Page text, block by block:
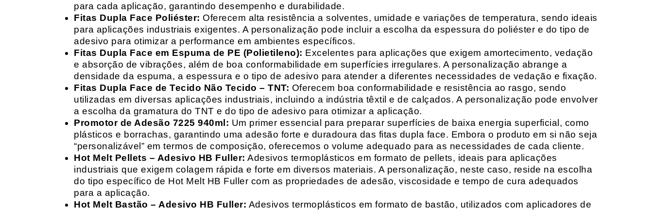
para cada aplicação, garantindo desempenho e durabilidade.
Fitas Dupla Face Poliéster: Oferecem alta resistência a solventes, umidade e variações de temperatura, sendo ideais
para aplicações industriais exigentes. A personalização pode incluir a escolha da espessura do poliéster e do tipo de
adesivo para otimizar a performance em ambientes específicos.
Fitas Dupla Face em Espuma de PE (Polietileno): Excelentes para aplicações que exigem amortecimento, vedação
e absorção de vibrações, além de boa conformabilidade em superfícies irregulares. A personalização abrange a
densidade da espuma, a espessura e o tipo de adesivo para atender a diferentes necessidades de vedação e fixação.
Fitas Dupla Face de Tecido Não Tecido – TNT: Oferecem boa conformabilidade e resistência ao rasgo, sendo
utilizadas em diversas aplicações industriais, incluindo a indústria têxtil e de calçados. A personalização pode envolver
a escolha da gramatura do TNT e do tipo de adesivo para otimizar a aplicação.
Promotor de Adesão 7225 940ml: Um primer essencial para preparar superfícies de baixa energia superficial, como
plásticos e borrachas, garantindo uma adesão forte e duradoura das fitas dupla face. Embora o produto em si não seja
“personalizável” em termos de composição, oferecemos o volume adequado para as necessidades de cada cliente.
Hot Melt Pellets – Adesivo HB Fuller: Adesivos termoplásticos em formato de pellets, ideais para aplicações
industriais que exigem colagem rápida e forte em diversos materiais. A personalização, neste caso, reside na escolha
do tipo específico de Hot Melt HB Fuller com as propriedades de adesão, viscosidade e tempo de cura adequados
para a aplicação.
Hot Melt Bastão – Adesivo HB Fuller: Adesivos termoplásticos em formato de bastão, utilizados com aplicadores de